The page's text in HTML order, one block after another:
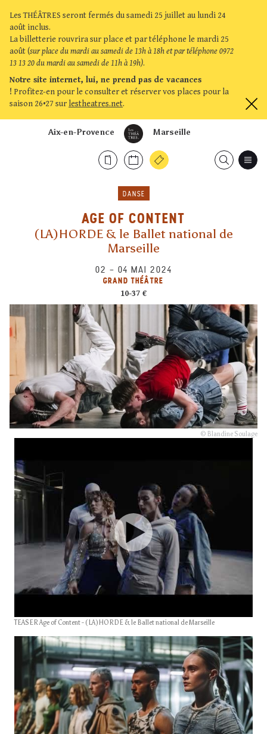
Les THÉÂTRES seront fermés du samedi 25 juillet au lundi 24
août inclus.
La billetterie rouvrira sur place et par téléphone le mardi 25
août (sur place du mardi au samedi de 13h à 18h et par téléphone 0972
13 13 20 du mardi au samedi de 11h à 19h).
Notre site internet, lui, ne prend pas de vacances
! Profitez-en pour le consulter et réserver vos places pour la
saison 26•27 sur lestheatres.net.
Marseille
Aix-en-Provence
DANSE
AGE OF CONTENT
(LA)HORDE & le Ballet national de
Marseille
02 – 04 MAI 2024
GRAND THÉÂTRE
10-37 €
© Blandine Soulage
TEASER Age of Content - (LA)HORDE & le Ballet national de Marseille